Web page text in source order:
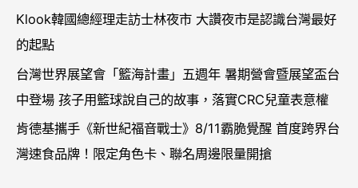
Klook韓國總經理走訪士林夜市 大讚夜市是認識台灣最好
的起點
台灣世界展望會「籃海計畫」五週年 暑期營會暨展望盃台
中登場 孩子用籃球說自己的故事，落實CRC兒童表意權
肯德基攜手《新世紀福音戰士》8/11霸脆覺醒 首度跨界台
灣速食品牌！限定角色卡、聯名周邊限量開搶